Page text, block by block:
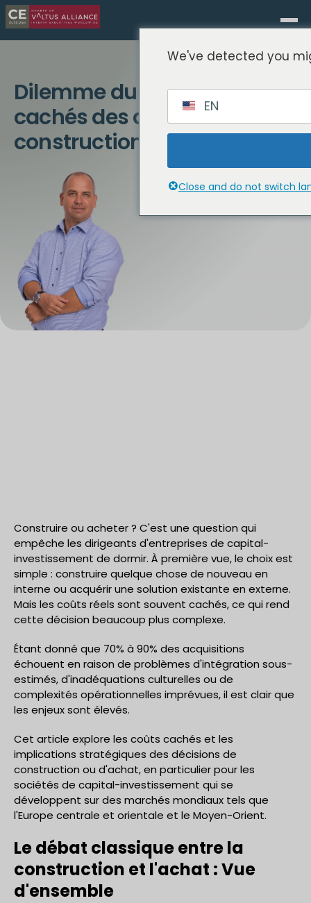
Dilemme du PE : les coûts
cachés des décisions de
construction ou d'achat
Construire ou acheter ? C'est une question qui
empêche les dirigeants d'entreprises de capital-
investissement de dormir. À première vue, le choix est
simple : construire quelque chose de nouveau en
interne ou acquérir une solution existante en externe.
Mais les coûts réels sont souvent cachés, ce qui rend
cette décision beaucoup plus complexe.
Étant donné que 70% à 90% des acquisitions
échouent en raison de problèmes d'intégration sous-
estimés, d'inadéquations culturelles ou de
complexités opérationnelles imprévues, il est clair que
les enjeux sont élevés.
Cet article explore les coûts cachés et les
implications stratégiques des décisions de
construction ou d'achat, en particulier pour les
sociétés de capital-investissement qui se
développent sur des marchés mondiaux tels que
l'Europe centrale et orientale et le Moyen-Orient.
Le débat classique entre la
construction et l'achat : Vue
d'ensemble
We've detected you
EN
Close and do not switch